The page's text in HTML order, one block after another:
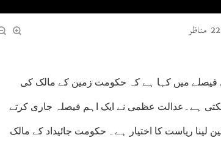
22 مناظر
فیصلے میں کہا ہے کہ حکومت زمین کے مالک کی
ہے۔عدالت عظمی نے ایک اہم فیصلہ جاری کرتے
لینا ریاست کا اختیار ہے۔ حکومت جائیداد کے مالک